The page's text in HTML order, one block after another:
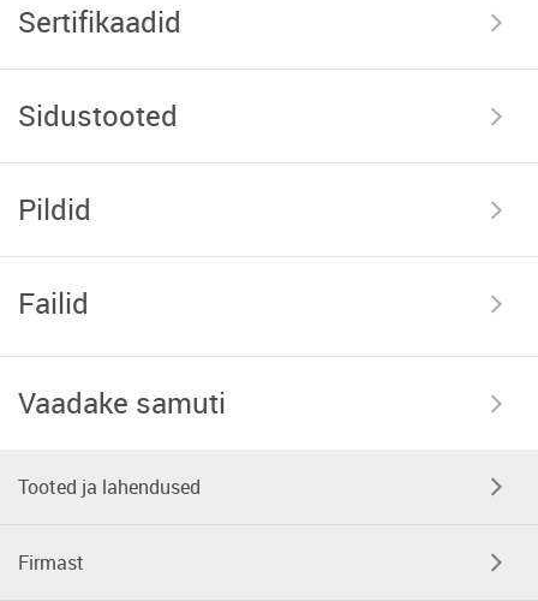
Sertifikaadid
Sidustooted
Pildid
Failid
Vaadake samuti
Tooted ja lahendused
Firmast